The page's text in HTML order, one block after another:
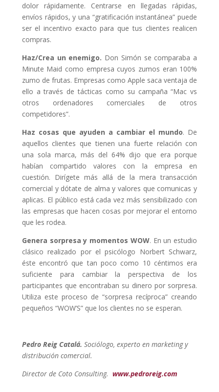
dolor rápidamente. Centrarse en llegadas rápidas,
envíos rápidos, y una “gratificación instantánea” puede
ser el incentivo exacto para que tus clientes realicen
compras.
Haz/Crea un enemigo. Don Simón se comparaba a
Minute Maid como empresa cuyos zumos eran 100%
zumo de frutas. Empresas como Apple saca ventaja de
ello a través de tácticas como su campaña “Mac vs
otros ordenadores comerciales de otros
competidores”.
Haz cosas que ayuden a cambiar el mundo. De
aquellos clientes que tienen una fuerte relación con
una sola marca, más del 64% dijo que era porque
habían compartido valores con la empresa en
cuestión. Dirígete más allá de la mera transacción
comercial y dótate de alma y valores que comunicas y
aplicas. El público está cada vez más sensibilizado con
las empresas que hacen cosas por mejorar el entorno
que les rodea.
Genera sorpresa y momentos WOW. En un estudio
clásico realizado por el psicólogo Norbert Schwarz,
éste encontró que tan poco como 10 céntimos era
suficiente para cambiar la perspectiva de los
participantes que encontraban su dinero por sorpresa.
Utiliza este proceso de “sorpresa recíproca” creando
pequeños “WOW’S” que los clientes no se esperan.
Pedro Reig Catalá. Sociólogo, experto en marketing y
distribución comercial.
Director de Coto Consulting. www.pedroreig.com